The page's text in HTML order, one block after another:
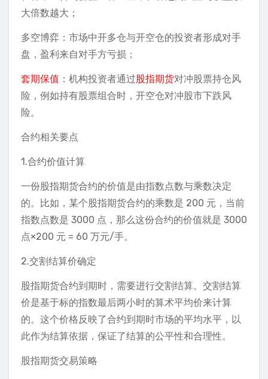
大倍数越大；
多空博弈：市场中开多仓与开空仓的投资者形成对手
盘，盈利来自对手方亏损；
套期保值 ：机构投资者通过股指期货对冲股票持仓风
险，例如持有股票组合时，开空仓对冲股市下跌风
险。
合约相关要点
1.合约价值计算
一份股指期货合约的价值是由指数点数与乘数决定
的。比如，某个股指期货合约的乘数是 200 元，当前
指数点数是 3000 点，那么这份合约的价值就是 3000
点×200 元 = 60 万元/手。
2.交割结算价确定
股指期货合约到期时，需要进行交割结算。交割结算
价是基于标的指数最后两小时的算术平均价来计算
的。这个价格反映了合约到期时市场的平均水平，以
此作为结算依据，保证了结算的公平性和合理性。
股指期货交易策略